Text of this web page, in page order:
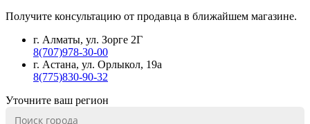
Получите консультацию от продавца в ближайшем магазине.
г. Алматы, ул. Зорге 2Г
8(707)978-30-00
г. Астана, ул. Орлыкол, 19а
8(775)830-90-32
Уточните ваш регион